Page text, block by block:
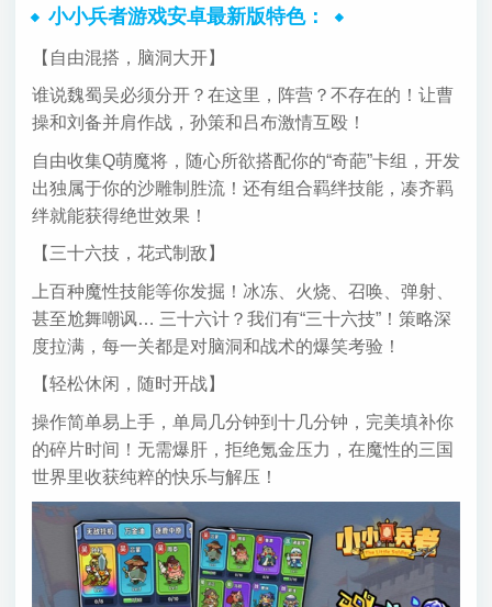
小小兵者游戏安卓最新版特色：
【自由混搭，脑洞大开】
谁说魏蜀吴必须分开？在这里，阵营？不存在的！让曹
操和刘备并肩作战，孙策和吕布激情互殴！
自由收集Q萌魔将，随心所欲搭配你的“奇葩”卡组，开发
出独属于你的沙雕制胜流！还有组合羁绊技能，凑齐羁
绊就能获得绝世效果！
【三十六技，花式制敌】
上百种魔性技能等你发掘！冰冻、火烧、召唤、弹射、
甚至尬舞嘲讽… 三十六计？我们有“三十六技”！策略深
度拉满，每一关都是对脑洞和战术的爆笑考验！
【轻松休闲，随时开战】
操作简单易上手，单局几分钟到十几分钟，完美填补你
的碎片时间！无需爆肝，拒绝氪金压力，在魔性的三国
世界里收获纯粹的快乐与解压！